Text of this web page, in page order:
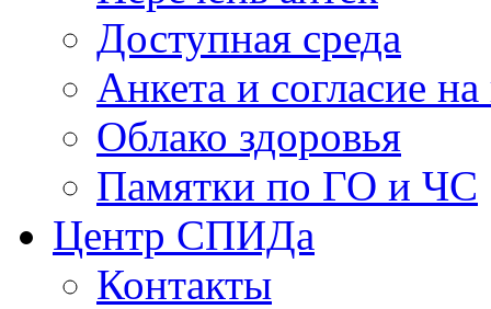
Доступная среда
Анкета и согласие
Облако здоровья
Памятки по ГО и ЧС
Центр СПИДа
Контакты